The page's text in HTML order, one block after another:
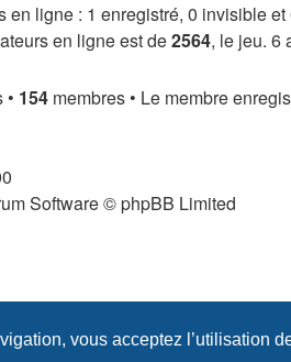
vous acceptez l’utilisation
en ligne : 1 enregistré, 0 invisible
en ligne est de2564, le jeu. 6
154 membres • Le membre
Software © phpBB Limited